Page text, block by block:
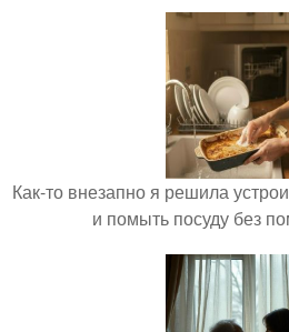
Как-то внезапно я решила
и помыть посуду без